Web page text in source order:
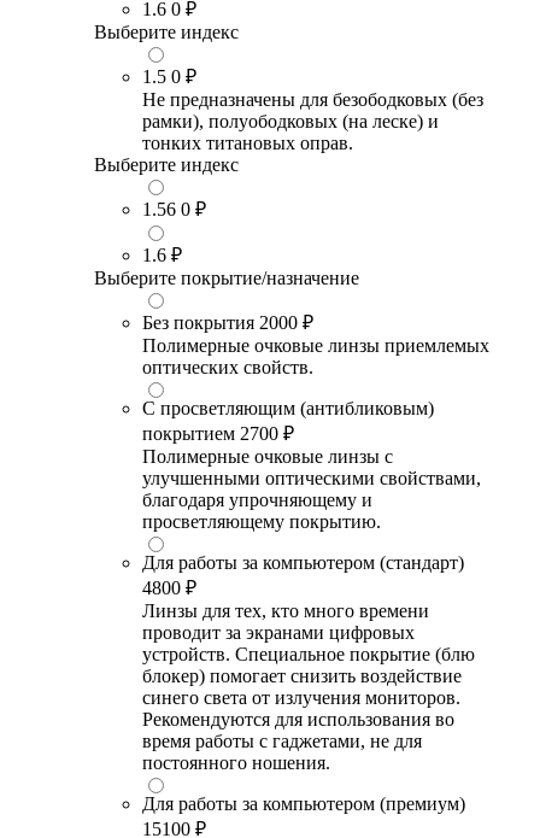
1.6 0 ₽
Выберите индекс
1.5 0 ₽
Не предназначены для безободковых (без
рамки), полуободковых (на леске) и
тонких титановых оправ.
Выберите индекс
1.56 0 ₽
1.6 ₽
Выберите покрытие/назначение
Без покрытия 2000 ₽
Полимерные очковые линзы приемлемых
оптических свойств.
С просветляющим (антибликовым)
покрытием 2700 ₽
Полимерные очковые линзы с
улучшенными оптическими свойствами,
благодаря упрочняющему и
просветляющему покрытию.
Для работы за компьютером (стандарт)
4800 ₽
Линзы для тех, кто много времени
проводит за экранами цифровых
устройств. Специальное покрытие (блю
блокер) помогает снизить воздействие
синего света от излучения мониторов.
Рекомендуются для использования во
время работы с гаджетами, не для
постоянного ношения.
Для работы за компьютером (премиум)
15100 ₽